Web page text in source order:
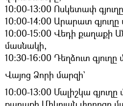
10:00-13:00 Ոսկետափ
10:00-14:00 Արարատ
10:00-15:00 Վեդի քաղաքի
մասնակի,
10:30-16:00 Դեղձուտ
Վայոց Ձորի մարզի`
10:00-13:00 Մալիշկա